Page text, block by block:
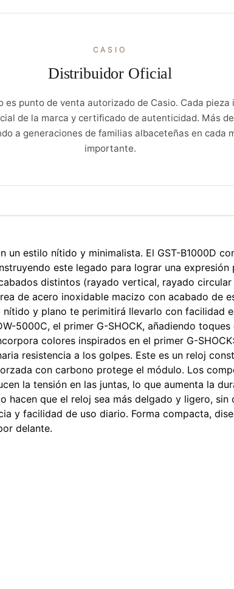
CASIO
Distribuidor Oficial
es punto de venta autorizado de Casio. Cada pieza
de la marca y certificado de autenticidad. Más
a generaciones de familias albaceteñas en cada
importante.
estilo nítido y minimalista. El GST-B1000D
este legado para lograr una
distintos (rayado vertical, rayado
de acero inoxidable macizo con acabado de
y plano te perimitirá llevarlo con facilidad
5000C, el primer G-SHOCK, añadiendo
colores inspirados en el primer G-
resistencia a los golpes. Este es un reloj
con carbono protege el módulo. Los
la tensión en las juntas, lo que aumenta la
que el reloj sea más delgado y ligero,
y facilidad de uso diario. Forma compacta,
delante.